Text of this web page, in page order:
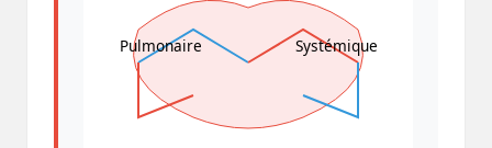
Pulmonaire Systémique